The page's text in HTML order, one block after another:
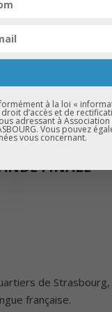
la dictée.
proposées
Jaganathen
FINALE
de
française.
à la loi «
droit d’accès et de
adressant à
Vous pouvez
vous concernant.